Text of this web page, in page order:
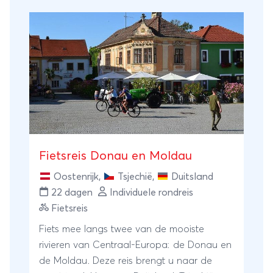
Fietsreis Donau en Moldau
Oostenrijk, Tsjechië,
Duitsland
22 dagen
Individuele rondreis
Fietsreis
Fiets mee langs twee van de mooiste
rivieren van Centraal-Europa: de Donau en
de Moldau. Deze reis brengt u naar de